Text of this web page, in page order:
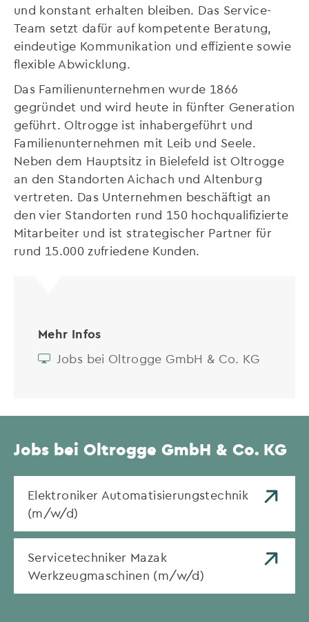
und konstant erhalten bleiben. Das Service-
Team setzt dafür auf kompetente Beratung,
eindeutige Kommunikation und effiziente sowie
flexible Abwicklung.
Das Familienunternehmen wurde 1866
gegründet und wird heute in fünfter Generation
geführt. Oltrogge ist inhabergeführt und
Familienunternehmen mit Leib und Seele.
Neben dem Hauptsitz in Bielefeld ist Oltrogge
an den Standorten Aichach und Altenburg
vertreten. Das Unternehmen beschäftigt an
den vier Standorten rund 150 hochqualifizierte
Mitarbeiter und ist strategischer Partner für
rund 15.000 zufriedene Kunden.
Mehr Infos
Jobs bei Oltrogge GmbH & Co. KG
Jobs bei Oltrogge GmbH & Co. KG
Elektroniker Automatisierungstechnik
(m/w/d)
Servicetechniker Mazak
Werkzeugmaschinen (m/w/d)